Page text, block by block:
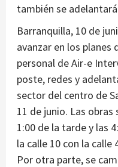
también se
Barranquilla, 10 de
avanzar en los
personal de Air-e
poste, redes y
sector del centro de
11 de junio. Las obras
1:00 de la tarde y las
la calle 10 con la calle
Por otra parte, se